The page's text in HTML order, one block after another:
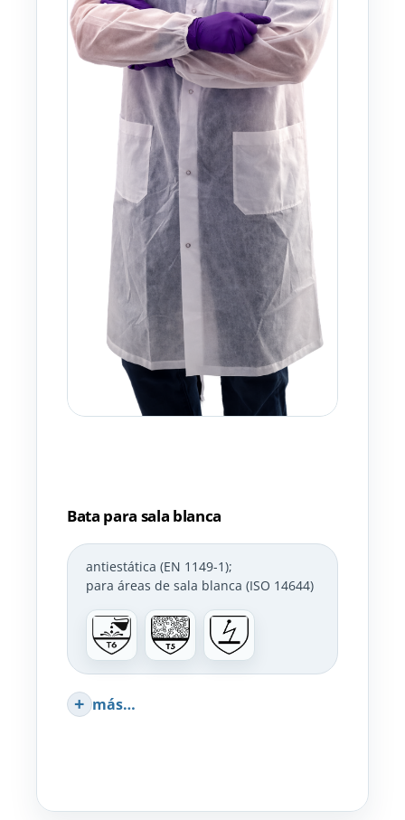
Bata para sala blanca
antiestática (EN 1149-1);
para áreas de sala blanca (ISO 14644)
más…